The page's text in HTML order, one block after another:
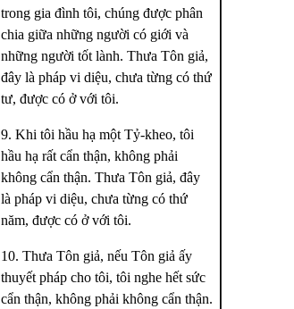
trong gia đình tôi, chúng được phân
chia giữa những người có giới và
những người tốt lành. Thưa Tôn giả,
đây là pháp vi diệu, chưa từng có thứ
tư, được có ở với tôi.
9. Khi tôi hầu hạ một Tỷ-kheo, tôi
hầu hạ rất cẩn thận, không phải
không cẩn thận. Thưa Tôn giả, đây
là pháp vi diệu, chưa từng có thứ
năm, được có ở với tôi.
10. Thưa Tôn giả, nếu Tôn giả ấy
thuyết pháp cho tôi, tôi nghe hết sức
cẩn thận, không phải không cẩn thận.